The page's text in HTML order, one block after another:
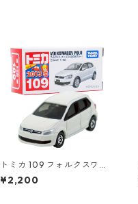
トミカ 109 フォルクスワー
ゲン ポロ（初回特別カラ
ー）#10467380
¥2,200